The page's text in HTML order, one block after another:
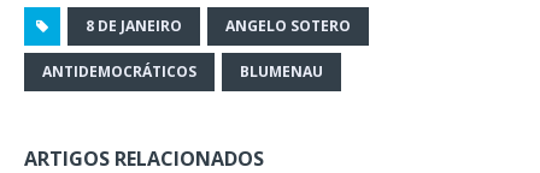
8 DE JANEIRO ANGELO SOTERO
ANTIDEMOCRÁTICOS BLUMENAU
ARTIGOS RELACIONADOS